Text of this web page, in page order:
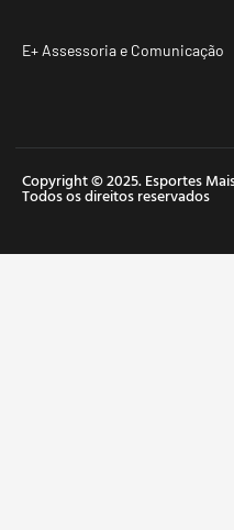
E+ Assessoria e Comunicação
Copyright © 2025. Esportes
Todos os direitos reservados